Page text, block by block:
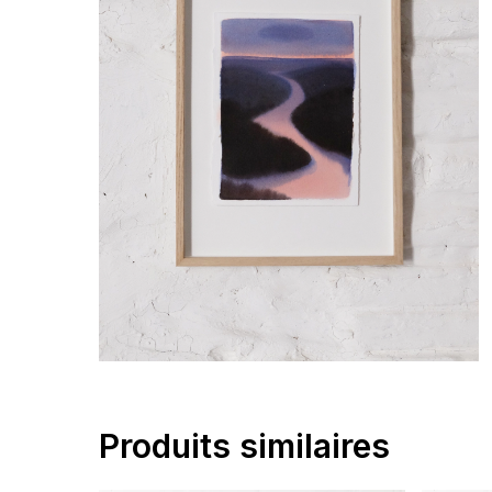
Produits similaires